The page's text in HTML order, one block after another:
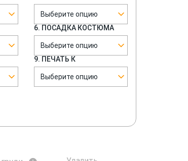
Выберите опцию
6. ПОСАДКА КОСТЮМА
Выберите опцию
9. ПЕЧАТЬ К
Выберите опцию